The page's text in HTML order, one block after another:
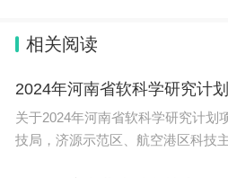
相关阅读
2024年河南省软科学研究计
关于2024年河南省软科学研究计划项目结项
技局，济源示范区、航空港区科技